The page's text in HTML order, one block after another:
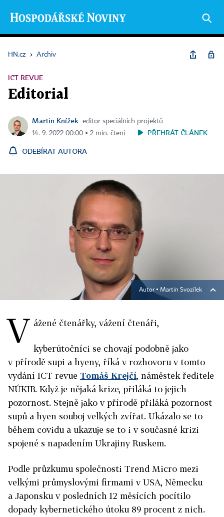
HN.cz › Archiv
ICT REVUE
Editorial
Martin Knížek
editor speciálních projektů
14. 9. 2022 00:00 ▪ 2 min. čtení
PŘEHRÁT ČLÁNEK
ODEBÍRAT AUTORA
Autor ▪ Martin Svozílek
V ážené čtenářky, vážení čtenáři,
kyberútočníci se chovají podobně jako
v přírodě supi a hyeny, říká v rozhovoru v tomto
vydání ICT revue Tomáš Krejčí, náměstek ředitele
NÚKIB. Když je nějaká krize, přiláká to jejich
pozornost. Stejně jako v přírodě přiláká pozornost
supů a hyen souboj velkých zvířat. Ukázalo se to
během covidu a ukazuje se to i v současné krizi
spojené s napadením Ukrajiny Ruskem.
Podle průzkumu společnosti Trend Micro mezi
velkými průmyslovými firmami v USA, Německu
a Japonsku v posledních 12 měsících pocítilo
dopady kybernetického útoku 89 procent z nich.